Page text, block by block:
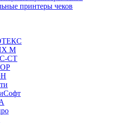
принтеры чеков
М
СТ